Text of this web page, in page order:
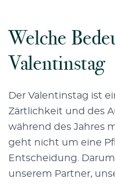
Welche
Valentinstag
Der Valentinstag ist
Zärtlichkeit und des
während des Jahres
geht nicht um eine
Entscheidung.
unserem Partner,